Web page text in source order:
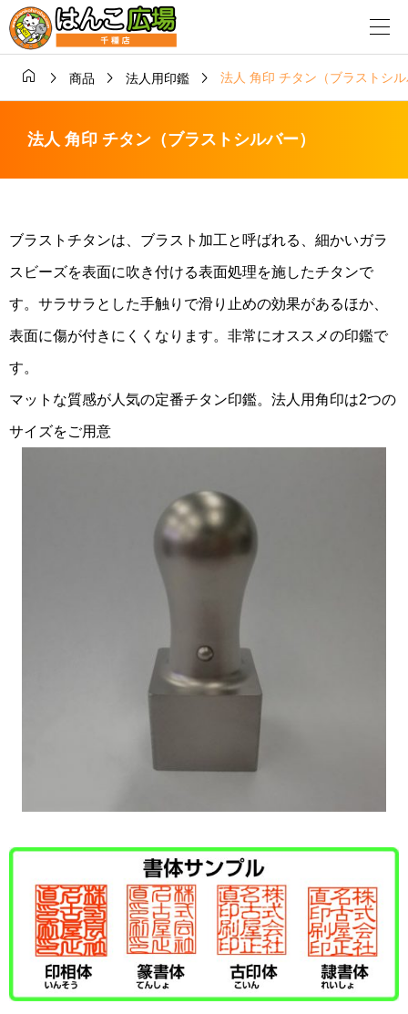
  商品  法人用印鑑  法人 角印 チタン（ブラストシ
法人 角印 チタン（ブラストシルバー）
ブラストチタンは、ブラスト加工と呼ばれる、細かいガラ
スビーズを表面に吹き付ける表面処理を施したチタンで
す。サラサラとした手触りで滑り止めの効果があるほか、
表面に傷が付きにくくなります。非常にオススメの印鑑で
す。
マットな質感が人気の定番チタン印鑑。法人用角印は2つの
サイズをご用意